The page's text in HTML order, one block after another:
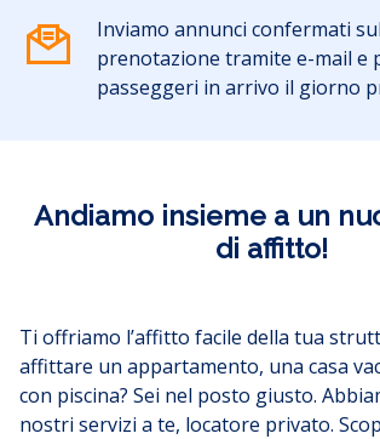
Inviamo annunci confermati
prenotazione tramite e-mail e
passeggeri in arrivo il giorno
Andiamo insieme a un
di affitto!
Ti offriamo l’affitto facile della tua
affittare un appartamento, una casa
con piscina? Sei nel posto giusto.
nostri servizi a te, locatore privato.